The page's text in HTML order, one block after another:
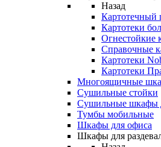
Назад
Картотечный
Картотеки
Огнестойкие
Справочные
Картотеки
Картотеки
Многоящичные
Сушильные стойки
Сушильные шкафы
Тумбы мобильные
Шкафы для офиса
Шкафы для